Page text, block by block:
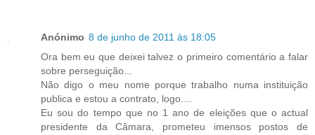
Anónimo 8 de junho de 2011 às 18:05
Ora bem eu que deixei talvez o primeiro comentário a falar
sobre perseguição...
Não digo o meu nome porque trabalho numa instituição
publica e estou a contrato, logo....
Eu sou do tempo que no 1 ano de eleições que o actual
presidente da Câmara, prometeu imensos postos de